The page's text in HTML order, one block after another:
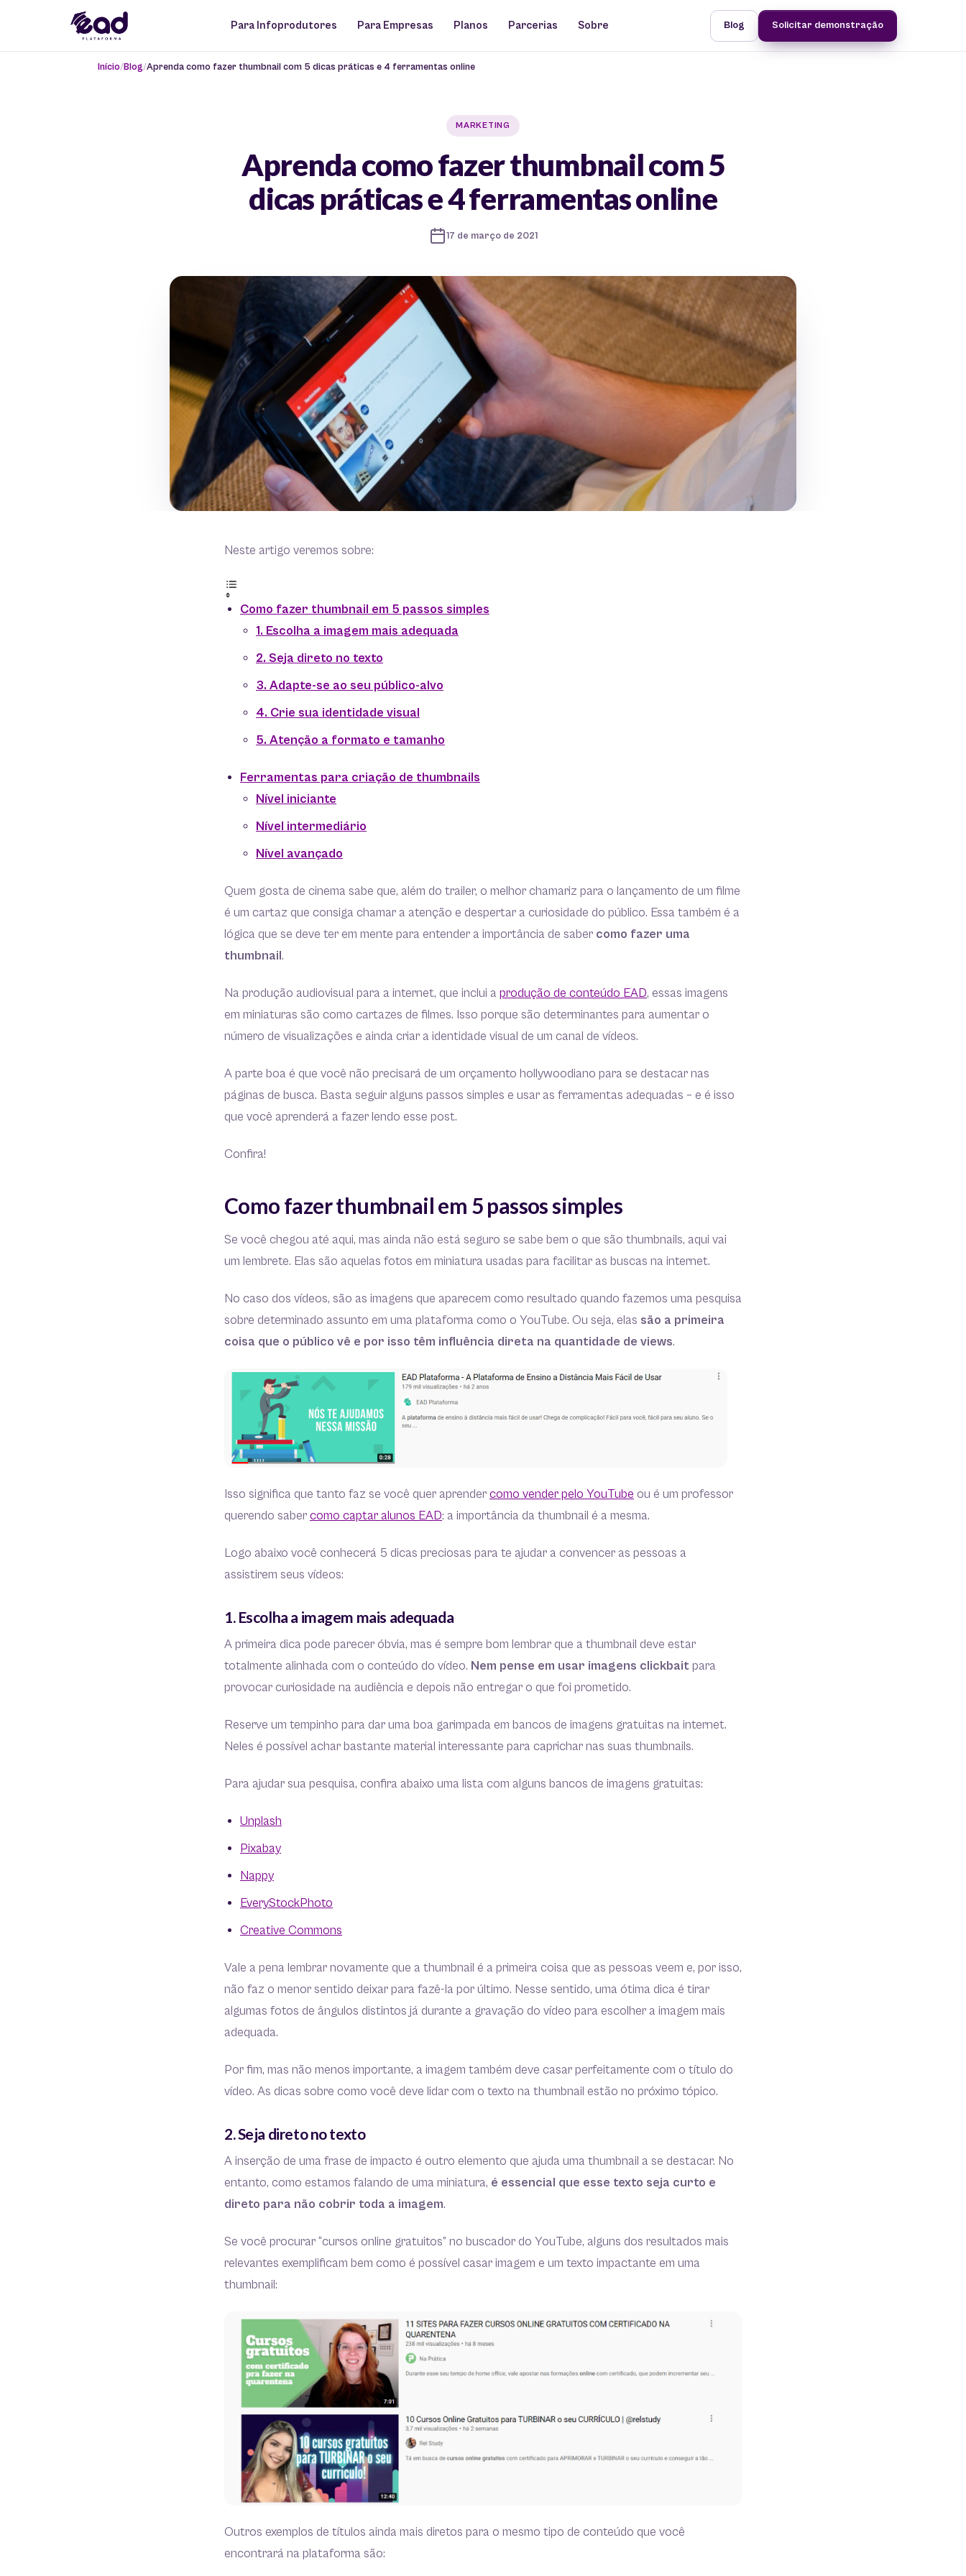
Para Infoprodutores Para Empresas Planos Parcerias Sobre Blog Solicitar demonstração
Início Blog Aprenda como fazer thumbnail com 5 dicas práticas e 4 ferramentas online
MARKETING
Aprenda como fazer thumbnail com 5
dicas práticas e 4 ferramentas online
17 de março de 2021
Neste artigo veremos sobre:
Como fazer thumbnail em 5 passos simples
1. Escolha a imagem mais adequada
2. Seja direto no texto
3. Adapte-se ao seu público-alvo
4. Crie sua identidade visual
5. Atenção a formato e tamanho
Ferramentas para criação de thumbnails
Nível iniciante
Nível intermediário
Nível avançado
Quem gosta de cinema sabe que, além do trailer, o melhor chamariz para o lançamento de um filme
é um cartaz que consiga chamar a atenção e despertar a curiosidade do público. Essa também é a
lógica que se deve ter em mente para entender a importância de saber como fazer uma
thumbnail.
Na produção audiovisual para a internet, que inclui a produção de conteúdo EAD, essas imagens
em miniaturas são como cartazes de filmes. Isso porque são determinantes para aumentar o
número de visualizações e ainda criar a identidade visual de um canal de vídeos.
A parte boa é que você não precisará de um orçamento hollywoodiano para se destacar nas
páginas de busca. Basta seguir alguns passos simples e usar as ferramentas adequadas – e é isso
que você aprenderá a fazer lendo esse post.
Confira!
Como fazer thumbnail em 5 passos simples
Se você chegou até aqui, mas ainda não está seguro se sabe bem o que são thumbnails, aqui vai
um lembrete. Elas são aquelas fotos em miniatura usadas para facilitar as buscas na internet.
No caso dos vídeos, são as imagens que aparecem como resultado quando fazemos uma pesquisa
sobre determinado assunto em uma plataforma como o YouTube. Ou seja, elas são a primeira
coisa que o público vê e por isso têm influência direta na quantidade de views.
Isso significa que tanto faz se você quer aprender como vender pelo YouTube ou é um professor
querendo saber como captar alunos EAD: a importância da thumbnail é a mesma.
Logo abaixo você conhecerá 5 dicas preciosas para te ajudar a convencer as pessoas a
assistirem seus vídeos:
1. Escolha a imagem mais adequada
A primeira dica pode parecer óbvia, mas é sempre bom lembrar que a thumbnail deve estar
totalmente alinhada com o conteúdo do vídeo. Nem pense em usar imagens clickbait para
provocar curiosidade na audiência e depois não entregar o que foi prometido.
Reserve um tempinho para dar uma boa garimpada em bancos de imagens gratuitas na internet.
Neles é possível achar bastante material interessante para caprichar nas suas thumbnails.
Para ajudar sua pesquisa, confira abaixo uma lista com alguns bancos de imagens gratuitas:
Unplash
Pixabay
Nappy
EveryStockPhoto
Creative Commons
Vale a pena lembrar novamente que a thumbnail é a primeira coisa que as pessoas veem e, por isso,
não faz o menor sentido deixar para fazê-la por último. Nesse sentido, uma ótima dica é tirar
algumas fotos de ângulos distintos já durante a gravação do vídeo para escolher a imagem mais
adequada.
Por fim, mas não menos importante, a imagem também deve casar perfeitamente com o título do
vídeo. As dicas sobre como você deve lidar com o texto na thumbnail estão no próximo tópico.
2. Seja direto no texto
A inserção de uma frase de impacto é outro elemento que ajuda uma thumbnail a se destacar. No
entanto, como estamos falando de uma miniatura, é essencial que esse texto seja curto e
direto para não cobrir toda a imagem.
Se você procurar “cursos online gratuitos” no buscador do YouTube, alguns dos resultados mais
relevantes exemplificam bem como é possível casar imagem e um texto impactante em uma
thumbnail:
Outros exemplos de títulos ainda mais diretos para o mesmo tipo de conteúdo que você
encontrará na plataforma são: